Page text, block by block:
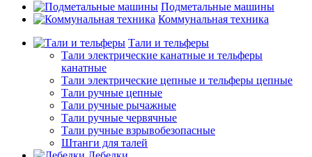
Подметальные машины
Коммунальная техника
Тали и тельферы
Тали электрические канатные и тельферы
канатные
Тали электрические цепные и тельферы цепные
Тали ручные цепные
Тали ручные рычажные
Тали ручные червячные
Тали ручные взрывобезопасные
Штанги для талей